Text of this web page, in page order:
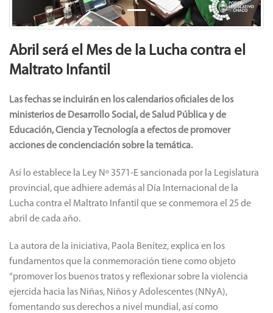
Abril será el Mes de la Lucha contra el
Maltrato Infantil
Las fechas se incluirán en los calendarios oficiales de los
ministerios de Desarrollo Social, de Salud Pública y de
Educación, Ciencia y Tecnología a efectos de promover
acciones de concienciación sobre la temática.
Así lo establece la Ley Nº 3571-E sancionada por la Legislatura
provincial, que adhiere además al Día Internacional de la
Lucha contra el Maltrato Infantil que se conmemora el 25 de
abril de cada año.
La autora de la iniciativa, Paola Benítez, explica en los
fundamentos que la conmemoración tiene como objeto
“promover los buenos tratos y reflexionar sobre la violencia
ejercida hacia las Niñas, Niños y Adolescentes (NNyA),
fomentando sus derechos a nivel mundial, así como